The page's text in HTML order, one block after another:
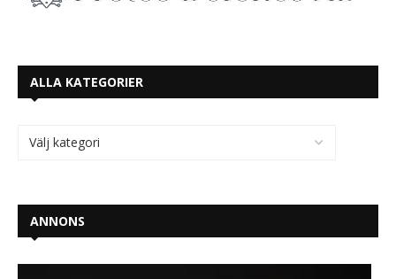
ALLA KATEGORIER
ANNONS